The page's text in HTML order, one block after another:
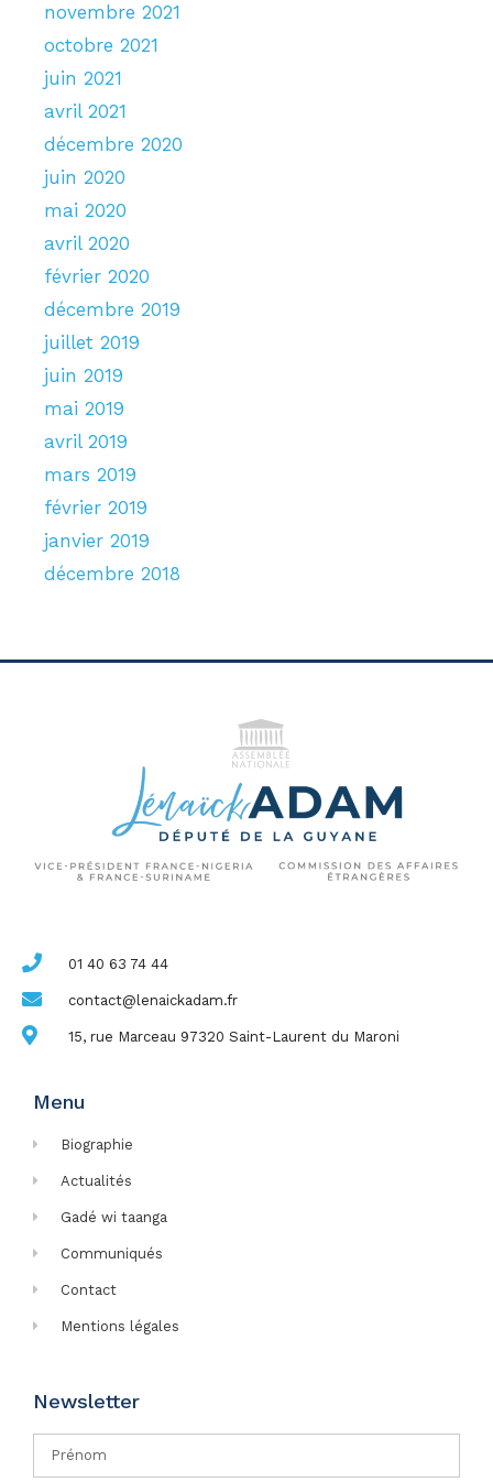
novembre 2021
octobre 2021
juin 2021
avril 2021
décembre 2020
juin 2020
mai 2020
avril 2020
février 2020
décembre 2019
juillet 2019
juin 2019
mai 2019
avril 2019
mars 2019
février 2019
janvier 2019
décembre 2018
01 40 63 74 44
contact@lenaickadam.fr
15, rue Marceau 97320 Saint-Laurent du Maroni
Menu
Biographie
Actualités
Gadé wi taanga
Communiqués
Contact
Mentions légales
Newsletter